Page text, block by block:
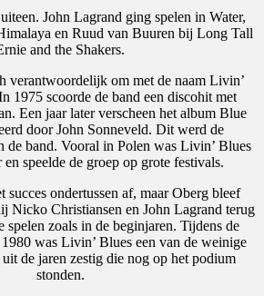
John Lagrand ging spelen in Water,
en Ruud van Buuren bij Long Tall
and the Shakers.
verantwoordelijk om met de naam Livin’
1975 scoorde de band een discohit met
Een jaar later verscheen het album Blue
door John Sonneveld. Dit werd de
de band. Vooral in Polen was Livin’ Blues
speelde de groep op grote festivals.
succes ondertussen af, maar Oberg bleef
Nicko Christiansen en John Lagrand terug
spelen zoals in de beginjaren. Tijdens de
was Livin’ Blues een van de weinige
de jaren zestig die nog op het podium
stonden.